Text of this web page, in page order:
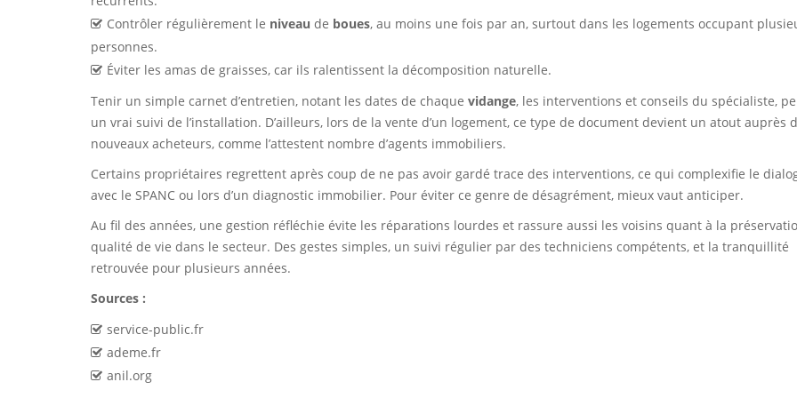
Contrôler régulièrement le niveau de boues, au moins une fois par an, surtout dans les logements occupant
personnes.
Éviter les amas de graisses, car ils ralentissent la décomposition naturelle.
Tenir un simple carnet d’entretien, notant les dates de chaque vidange, les interventions et conseils du spécialiste,
un vrai suivi de l’installation. D’ailleurs, lors de la vente d’un logement, ce type de document devient un atout auprès
nouveaux acheteurs, comme l’attestent nombre d’agents immobiliers.
Certains propriétaires regrettent après coup de ne pas avoir gardé trace des interventions, ce qui complexifie le
avec le SPANC ou lors d’un diagnostic immobilier. Pour éviter ce genre de désagrément, mieux vaut anticiper.
Au fil des années, une gestion réfléchie évite les réparations lourdes et rassure aussi les voisins quant à la
qualité de vie dans le secteur. Des gestes simples, un suivi régulier par des techniciens compétents, et la tranquillité
retrouvée pour plusieurs années.
Sources :
service-public.fr
ademe.fr
anil.org